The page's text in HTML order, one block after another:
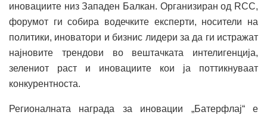
иновациите низ Западен Балкан. Организиран од RCC,
форумот ги собира водечките експерти, носители на
политики, иноватори и бизнис лидери за да ги истражат
најновите трендови во вештачката интелигенција,
зелениот раст и иновациите кои ја поттикнуваат
конкурентноста.
Регионалната награда за иновации „Батерфлај“ е